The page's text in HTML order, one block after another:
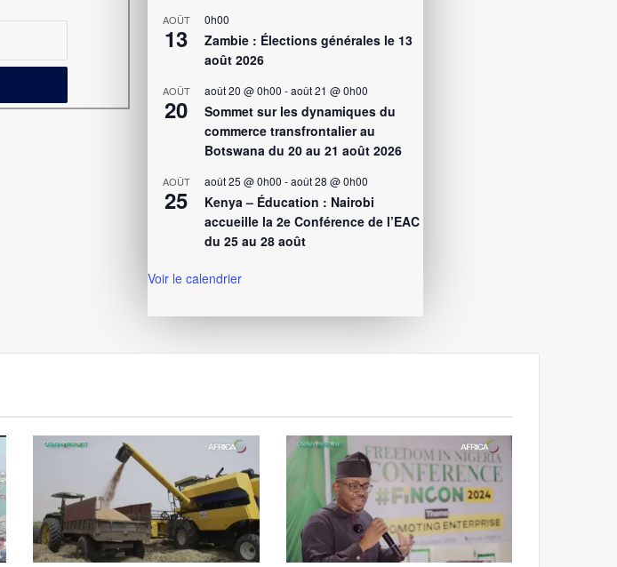
AOÛT
13
0h00
Zambie : Élections générales le 13
août 2026
AOÛT
20
août 20 @ 0h00 -août 21 @ 0h00
Sommet sur les dynamiques du
commerce transfrontalier au
Botswana du 20 au 21 août 2026
AOÛT
25
août 25 @ 0h00 -août 28 @ 0h00
Kenya – Éducation : Nairobi
accueille la 2e Conférence de l’EAC
du 25 au 28 août
Voir le calendrier